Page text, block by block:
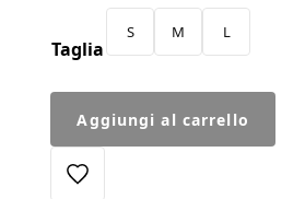
Taglia
S M L
Shirt
Cocomeri
quantità
Aggiungi al carrello